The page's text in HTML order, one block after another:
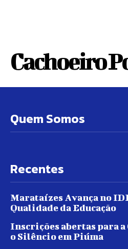
Cachoeiro
Quem Somos
Recentes
Marataízes Avança no
Qualidade da Educação
Inscrições abertas para
o Silêncio em Piúma